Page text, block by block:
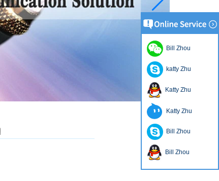
Bill Zhou
katty Zhu
Katty Zhu
Katty Zhu
Bill Zhou
Bill Zhou